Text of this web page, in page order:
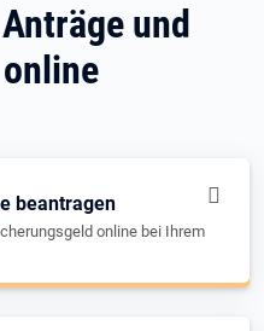
und
beantragen
online bei Ihrem